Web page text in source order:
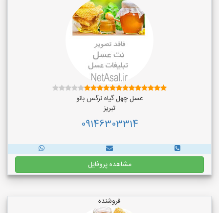
عسل چهل گیاه نرگس بانو
تبریز
09146303314
مشاهده پروفایل
فروشنده